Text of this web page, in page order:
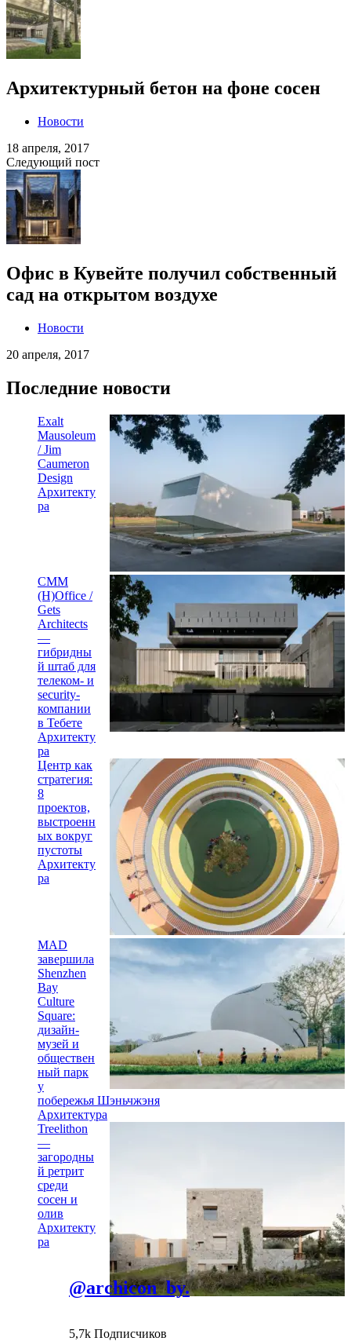
Архитектурный бетон на фоне сосен
Новости
18 апреля, 2017
Следующий пост
Офис в Кувейте получил собственный
сад на открытом воздухе
Новости
20 апреля, 2017
Последние новости
Exalt
Mausoleum
/ Jim
Caumeron
Design
Архитекту
ра
CMM
(H)Office /
Gets
Architects
—
гибридны
й штаб для
телеком- и
security-
компании
в Тебете
Архитекту
ра
Центр как
стратегия:
8
проектов,
выстроенн
ых вокруг
пустоты
Архитекту
ра
MAD
завершила
Shenzhen
Bay
Culture
Square:
дизайн-
музей и
обществен
ный парк
у
побережья Шэньчжэня
Архитектура
Treelithon
—
загородны
й ретрит
среди
сосен и
олив
Архитекту
ра
@archicon_by.
5,7k Подписчиков